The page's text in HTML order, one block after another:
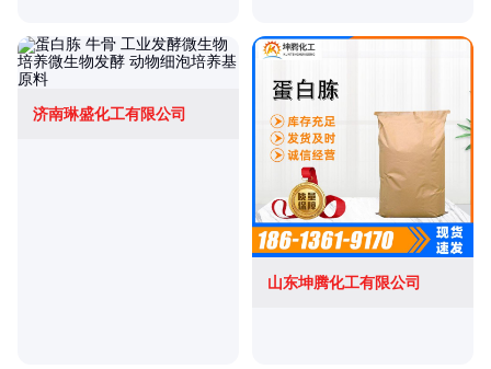
济南琳盛化工有限公司
山东坤腾化工有限公司